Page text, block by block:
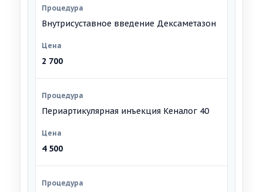
Внутрисуставное введение Дексаметазон
2 700
Периартикулярная инъекция Кеналог 40
4 500